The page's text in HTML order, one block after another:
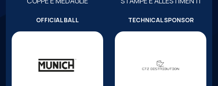
OFFICIAL BALL TECHNICAL SPONSOR